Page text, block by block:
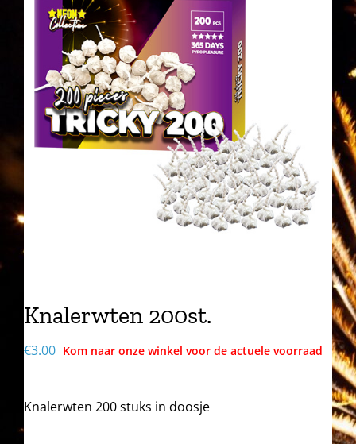
Knalerwten 200st.
€3.00
Knalerwten 200 stuks in doosje